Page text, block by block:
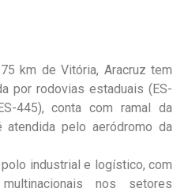
km de Vitória, Aracruz tem
por rodovias estaduais (ES-
445), conta com ramal da
atendida pelo aeródromo da
industrial e logístico, com
nos setores